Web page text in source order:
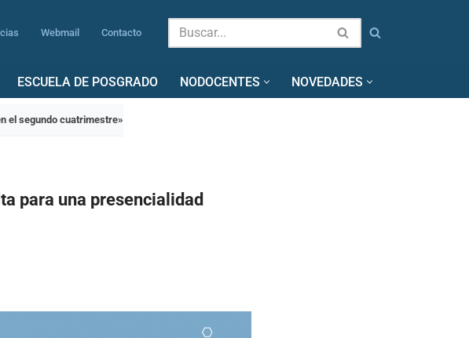
Webmail Contacto
ESCUELA DE POSGRADO NODOCENTES NOVEDADES
el segundo cuatrimestre»
para una presencialidad